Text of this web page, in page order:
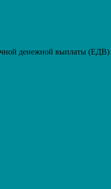
денежной выплаты